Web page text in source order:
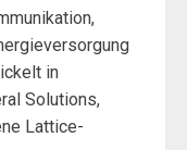
in
Solutions,
Lattice-